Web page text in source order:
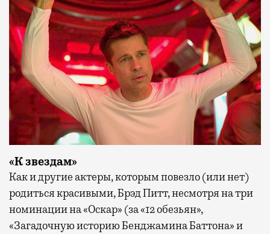
«К звездам»
Как и другие актеры, которым повезло (или нет)
родиться красивыми, Брэд Питт, несмотря на три
номинации на «Оскар» (за «12 обезьян»,
«Загадочную историю Бенджамина Баттона» и